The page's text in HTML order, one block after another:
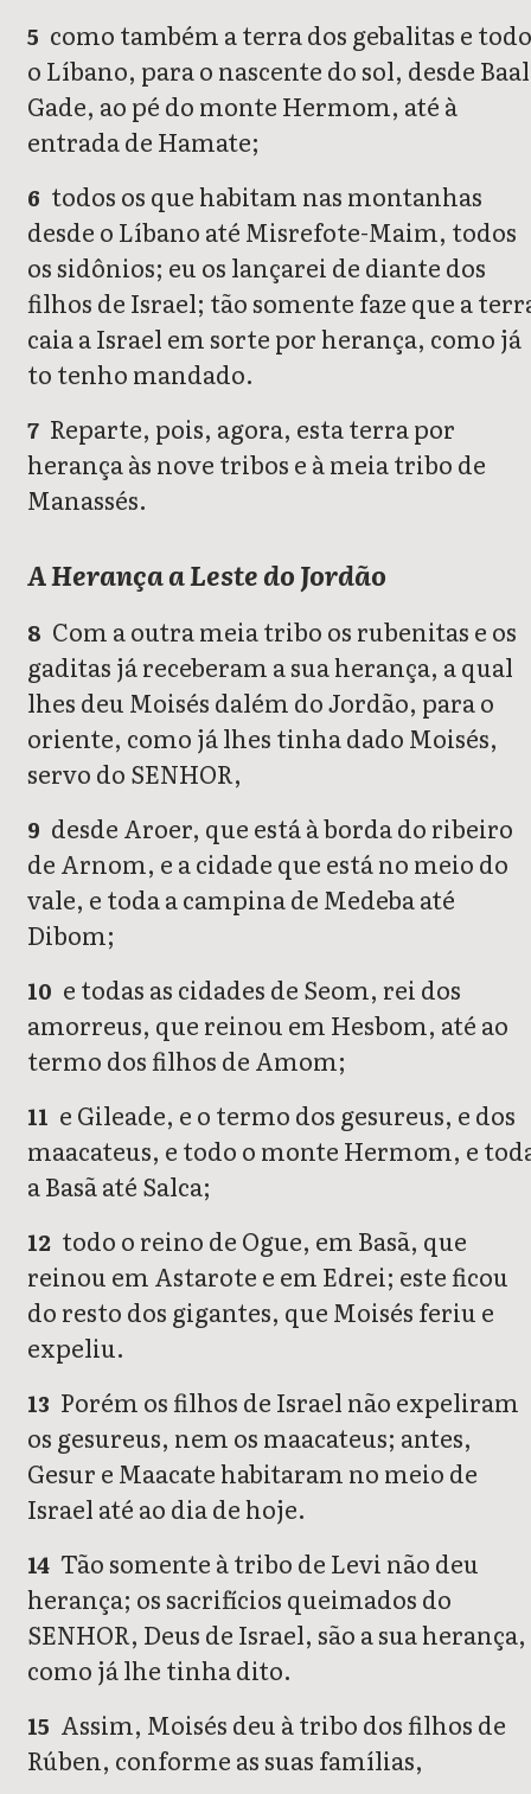
5 como também a terra dos gebalitas e
o Líbano, para o nascente do sol, desde
Gade, ao pé do monte Hermom, até à
entrada de Hamate;
6 todos os que habitam nas montanhas
desde o Líbano até Misrefote-Maim, todos
os sidônios; eu os lançarei de diante dos
filhos de Israel; tão somente faze que a
caia a Israel em sorte por herança, como já
to tenho mandado.
7 Reparte, pois, agora, esta terra por
herança às nove tribos e à meia tribo de
Manassés.
A Herança a Leste do Jordão
8 Com a outra meia tribo os rubenitas e os
gaditas já receberam a sua herança, a qual
lhes deu Moisés dalém do Jordão, para o
oriente, como já lhes tinha dado Moisés,
servo do SENHOR,
9 desde Aroer, que está à borda do ribeiro
de Arnom, e a cidade que está no meio do
vale, e toda a campina de Medeba até
Dibom;
10 e todas as cidades de Seom, rei dos
amorreus, que reinou em Hesbom, até ao
termo dos filhos de Amom;
11 e Gileade, e o termo dos gesureus, e dos
maacateus, e todo o monte Hermom, e
a Basã até Salca;
12 todo o reino de Ogue, em Basã, que
reinou em Astarote e em Edrei; este ficou
do resto dos gigantes, que Moisés feriu e
expeliu.
13 Porém os filhos de Israel não expeliram
os gesureus, nem os maacateus; antes,
Gesur e Maacate habitaram no meio de
Israel até ao dia de hoje.
14 Tão somente à tribo de Levi não deu
herança; os sacrifícios queimados do
SENHOR, Deus de Israel, são a sua herança,
como já lhe tinha dito.
15 Assim, Moisés deu à tribo dos filhos de
Rúben, conforme as suas famílias,